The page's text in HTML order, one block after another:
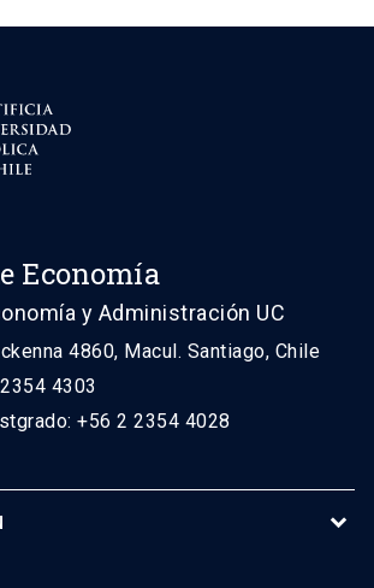
Economía
y Administración UC
4860, Macul. Santiago, Chile
4303
+56 2 2354 4028